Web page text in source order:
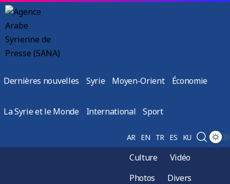
Dernières nouvelles Syrie Moyen-Orient Économie
La Syrie et le Monde International Sport
AR EN TR ES KU
Culture
Vidéo
Photos
Divers